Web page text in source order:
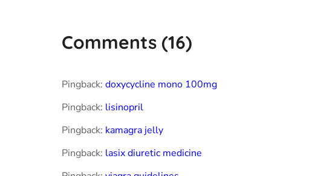
Comments (16)
Pingback: doxycycline mono 100mg
Pingback: lisinopril
Pingback: kamagra jelly
Pingback: lasix diuretic medicine